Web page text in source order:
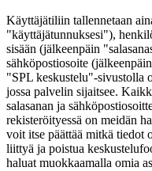
Käyttäjätiliin tallennetaan
"käyttäjätunnuksesi"),
sisään (jälkeenpäin
sähköpostiosoite
"SPL keskustelu"-sivustolla
jossa palvelin sijaitsee.
salasanan ja
rekisteröityessä on meidän
voit itse päättää mitkä
liittyä ja poistua
haluat muokkaamalla omia